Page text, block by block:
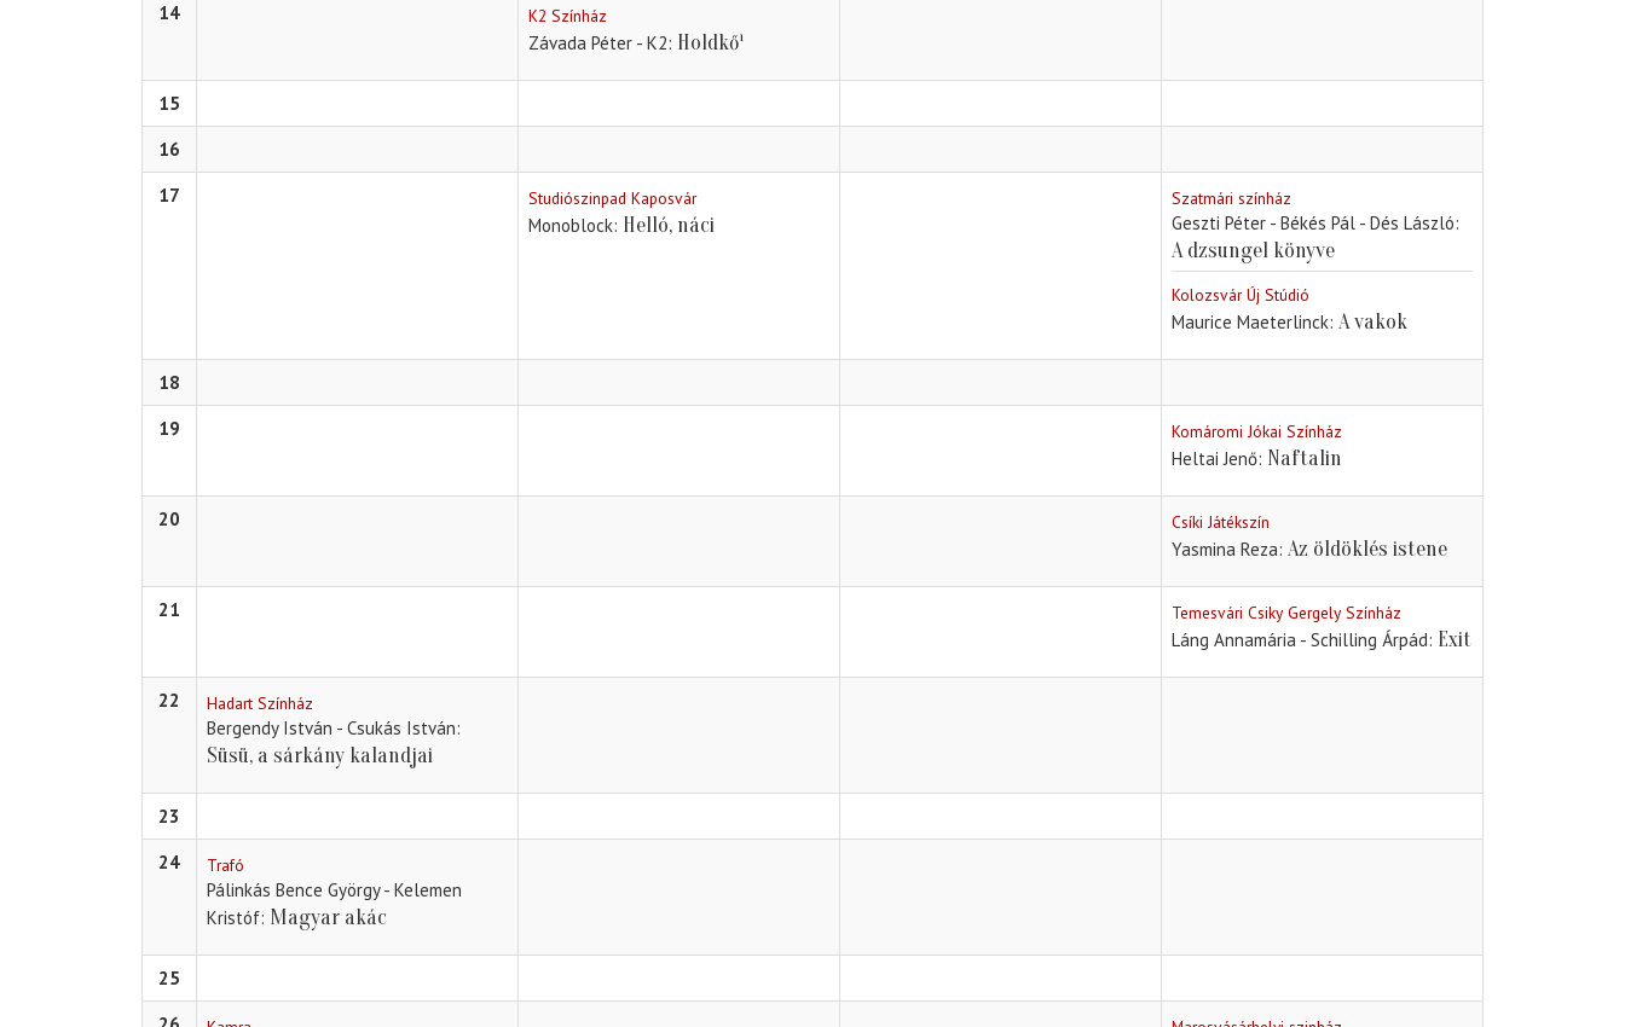
14
K2 Színház
Závada Péter - K2 Holdkő¹
15
16
17
Studiószinpad Kaposvár
Monoblock Helló, náci
Szatmári színház
Geszti Péter - Békés Pál - Dés László
A dzsungel könyve
Kolozsvár Új Stúdió
Maurice Maeterlinck A vakok
18
19
Komáromi Jókai Színház
Heltai Jenő Naftalin
20 Csíki Játékszín
Yasmina Reza Az öldöklés istene
21 Temesvári Csiky Gergely Színház
Láng Annamária - Schilling Árpád Exit
22 Hadart Színház
Bergendy István - Csukás István
Süsü, a sárkány kalandjai
23
24
Trafó
Pálinkás Bence György - Kelemen
Kristóf Magyar akác
25